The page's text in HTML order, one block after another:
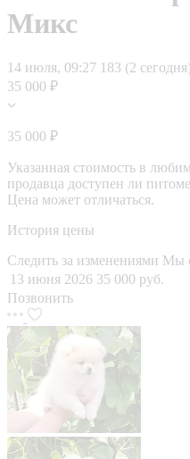
Микс
14 июля, 09:27 183 (2
35 000 ₽
35 000 ₽
Указанная стоимость в
продавца доступен ли
Цена может отличаться.
История цены
Следить за изменениями Мы
13 июня 2026 35 000 руб.
Позвонить